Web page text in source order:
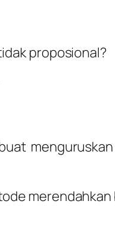
proposional?